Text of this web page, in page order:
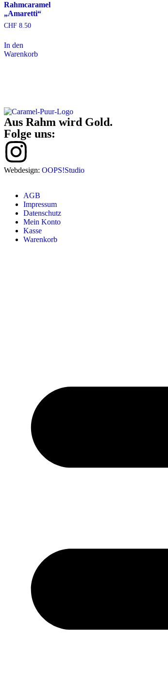
Rahmcaramel
„Amaretti“
CHF 8.50
In den
Warenkorb
Aus Rahm wird Gold.
Folge uns:
Webdesign: OOPS!Studio
AGB
Impressum
Datenschutz
Mein Konto
Kasse
Warenkorb